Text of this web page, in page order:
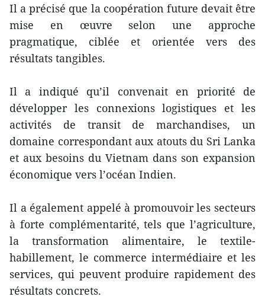
Il a précisé que la coopération future devait être
mise en œuvre selon une approche
pragmatique, ciblée et orientée vers des
résultats tangibles.
Il a indiqué qu’il convenait en priorité de
développer les connexions logistiques et les
activités de transit de marchandises, un
domaine correspondant aux atouts du Sri Lanka
et aux besoins du Vietnam dans son expansion
économique vers l’océan Indien.
Il a également appelé à promouvoir les secteurs
à forte complémentarité, tels que l’agriculture,
la transformation alimentaire, le textile-
habillement, le commerce intermédiaire et les
services, qui peuvent produire rapidement des
résultats concrets.